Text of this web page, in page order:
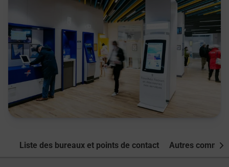
Liste des bureaux et points de contact Autres